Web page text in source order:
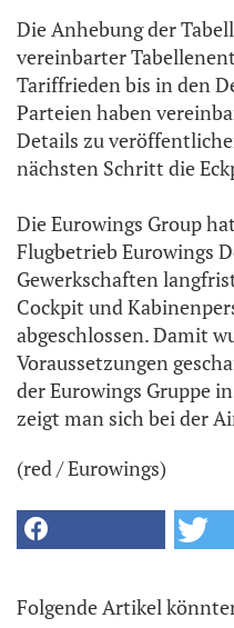
Die Anhebung der
vereinbarter
Tariffrieden bis in den
Parteien haben
Details zu
nächsten Schritt die
Die Eurowings Group
Flugbetrieb Eurowings
Gewerkschaften
Cockpit und
abgeschlossen. Damit
Voraussetzungen
der Eurowings Gruppe
zeigt man sich bei der
(red / Eurowings)
Folgende Artikel